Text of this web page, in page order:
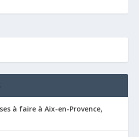
à faire à Aix-en-Provence,